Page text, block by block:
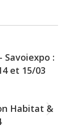
Savoiexpo :
et 15/03
Habitat &